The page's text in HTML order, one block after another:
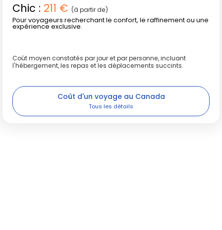
Chic : 211 € (à partir de)
Pour voyageurs recherchant le confort, le raffinement ou une
expérience exclusive.
Coût moyen constatés par jour et par personne, incluant
l'hébergement, les repas et les déplacements succints.
Coût d'un voyage au Canada